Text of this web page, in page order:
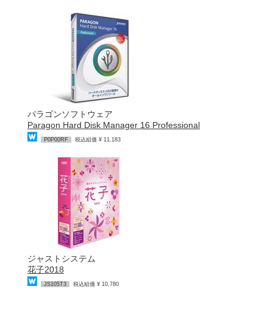
パラゴンソフトウェア
Paragon Hard Disk Manager 16 Professional
P0P00RF 税込組価 ¥ 11,183
ジャストシステム
花子2018
JS105T3 税込組価 ¥ 10,780